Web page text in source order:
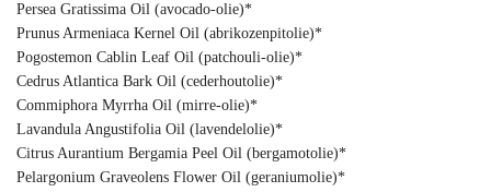
Persea Gratissima Oil (avocado-olie)*
Prunus Armeniaca Kernel Oil (abrikozenpitolie)*
Pogostemon Cablin Leaf Oil (patchouli-olie)*
Cedrus Atlantica Bark Oil (cederhoutolie)*
Commiphora Myrrha Oil (mirre-olie)*
Lavandula Angustifolia Oil (lavendelolie)*
Citrus Aurantium Bergamia Peel Oil (bergamotolie)*
Pelargonium Graveolens Flower Oil (geraniumolie)*